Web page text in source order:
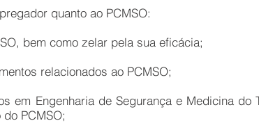
quanto ao PCMSO:
bem como zelar pela sua eficácia;
relacionados ao PCMSO;
Engenharia de Segurança e Medicina do
PCMSO;